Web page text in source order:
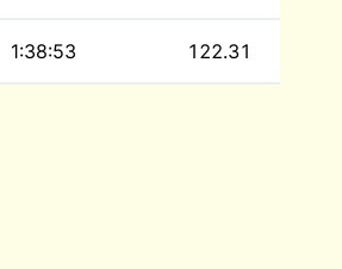
1:38:53 122.31